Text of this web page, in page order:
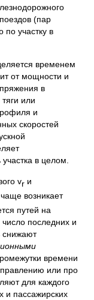
(пар
участку в
временем
от мощности и
в
или
и
скоростей
в целом.
vr и
возникает
путей на
последних и
снижают
времени
или про
для каждого
и пассажирских